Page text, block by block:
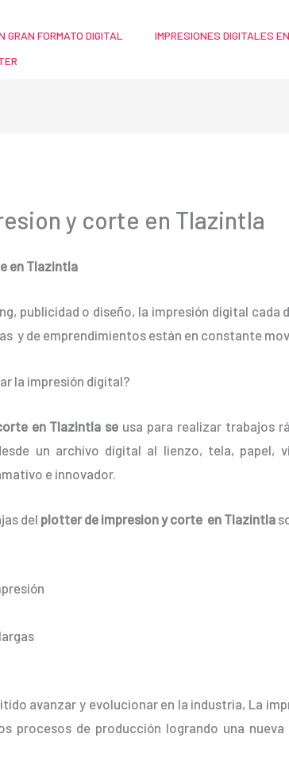
GRAN FORMATO DIGITAL IMPRESIONES DIGITALES
y corte en Tlazintla
en Tlazintla
publicidad o diseño, la impresión digital cada
y de emprendimientos están en constante
la impresión digital?
en Tlazintla se usa para realizar trabajos
un archivo digital al lienzo, tela, papel,
e innovador.
del plotter de impresion y corte en Tlazintla
avanzar y evolucionar en la industria, La
procesos de producción logrando una